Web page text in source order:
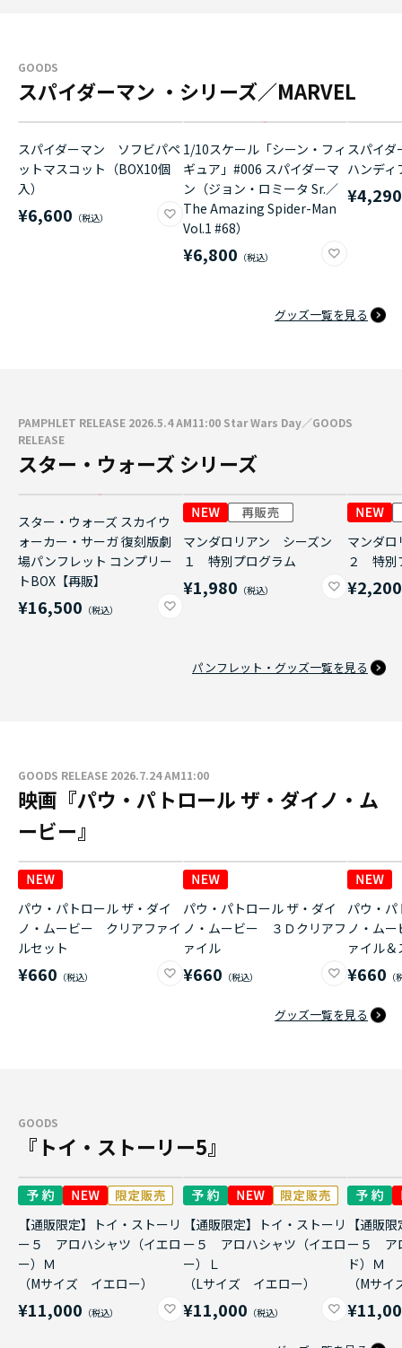
GOODS
スパイダーマン ・シリーズ／MARVEL
スパイダーマン ソフビパペ
ットマスコット（BOX10個
入）
¥6,600
1/10スケール「シーン・フィ
ギュア」#006 スパイダーマ
ン（ジョン・ロミータ Sr.／
The Amazing Spider-Man
Vol.1 #68）
¥6,800
スパイ
ハンディ
¥4,290
グッズ一覧を見る
PAMPHLET RELEASE 2026.5.4 AM11:00 Star Wars Day／GOODS
RELEASE
スター・ウォーズ シリーズ
スター・ウォーズ スカイウ
ォーカー・サーガ 復刻版劇
場パンフレット コンプリー
トBOX【再販】
¥16,500
マンダロリアン シーズン
１ 特別プログラム
¥1,980
マンダ
２ 特別
¥2,200
パンフレット・グッズ一覧を見る
GOODS RELEASE 2026.7.24 AM11:00
映画『パウ・パトロール ザ・ダイノ・ム
ービー』
パウ・パトロール ザ・ダイ
ノ・ムービー クリアファイ
ルセット
¥660
パウ・パトロール ザ・ダイ
ノ・ムービー ３Ｄクリアフ
ァイル
¥660
パウ・パ
ノ・ム
ァイル
¥660
グッズ一覧を見る
GOODS
『トイ・ストーリー5』
【通販限定】トイ・ストーリ
ー５ アロハシャツ（イエロ
ー）Ｍ
（Mサイズ イエロー）
¥11,000
【通販限定】トイ・ストーリ
ー５ アロハシャツ（イエロ
ー）Ｌ
（Lサイズ イエロー）
¥11,000
【通販
ー５ ア
ド）Ｍ
（Mサ